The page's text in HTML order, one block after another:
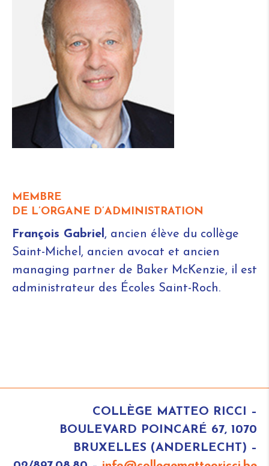
MEMBRE
DE L’ORGANE D’ADMINISTRATION
François Gabriel , ancien élève du collège
Saint-Michel, ancien avocat et ancien
managing partner de Baker McKenzie, il est
administrateur des Écoles Saint-Roch.
COLLÈGE MATTEO RICCI –
BOULEVARD POINCARÉ 67, 1070
BRUXELLES (ANDERLECHT) –